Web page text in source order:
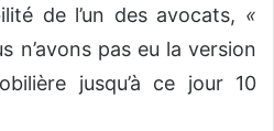
de l’un des avocats, «
n’avons pas eu la version
jusqu’à ce jour 10